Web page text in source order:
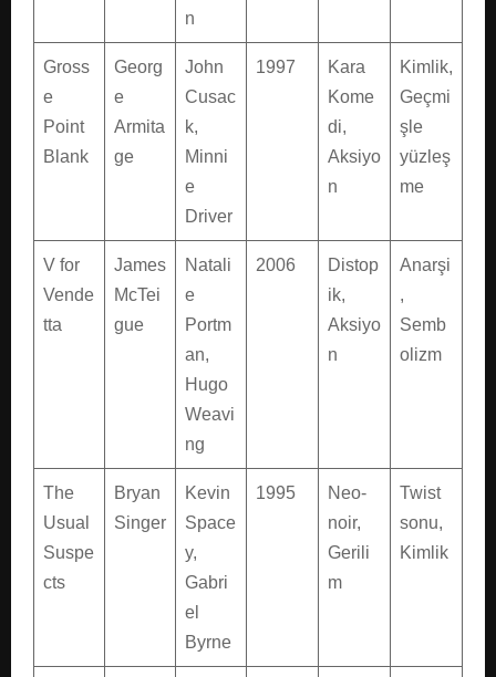
n
Gross
e
Point
Blank
Georg
e
Armita
ge
John
Cusac
k,
Minni
e
Driver
1997
Kara
Kome
di,
Aksiyo
n
Kimlik,
Geçmi
şle
yüzleş
me
V for
Vende
tta
James
McTei
gue
Natali
e
Portm
an,
Hugo
Weavi
ng
2006
Distop
ik,
Aksiyo
n
Anarşi
,
Semb
olizm
The
Usual
Suspe
cts
Bryan
Singer
Kevin
Space
y,
Gabri
el
Byrne
1995
Neo-
noir,
Gerili
m
Twist
sonu,
Kimlik